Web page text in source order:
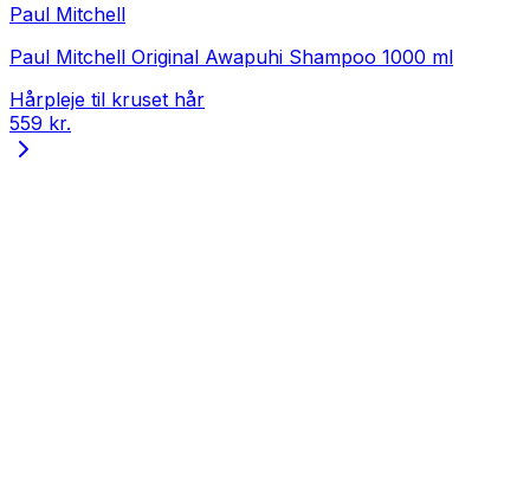
Paul Mitchell
Paul Mitchell Original Awapuhi Shampoo 1000 ml
Hårpleje til kruset hår
559 kr.